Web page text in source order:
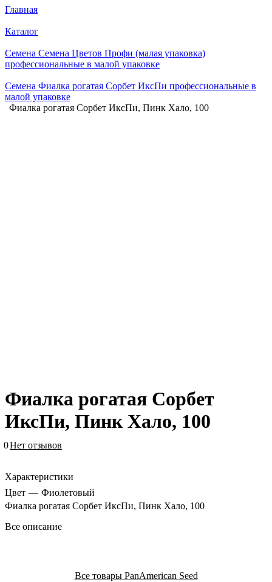
Главная
Каталог
Семена Семена Цветов Профи (малая упаковка)
профессиональные в малой упаковке
Семена Фиалка рогатая Сорбет ИксПи профессиональные в
малой упаковке
Фиалка рогатая Сорбет ИксПи, Пинк Хало, 100
Фиалка рогатая Сорбет
ИксПи, Пинк Хало, 100
0Нет отзывов
Характеристики
Цвет — Фиолетовый
Фиалка рогатая Сорбет ИксПи, Пинк Хало, 100
Все описание
Все товары PanAmerican Seed